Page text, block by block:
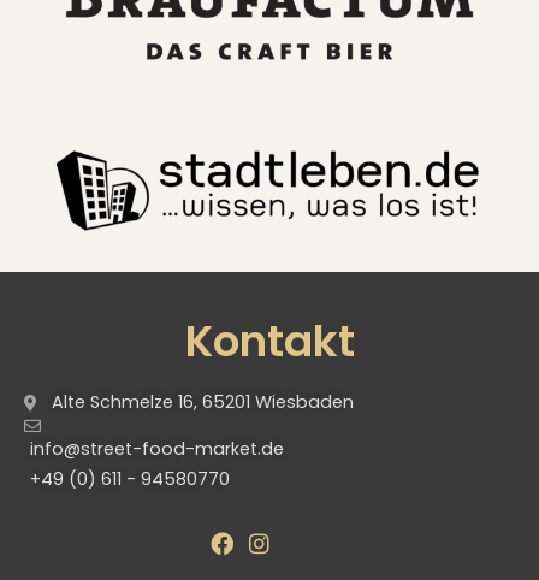
Kontakt
Alte Schmelze 16, 65201 Wiesbaden
info@street-food-market.de
+49 (0) 611 - 94580770